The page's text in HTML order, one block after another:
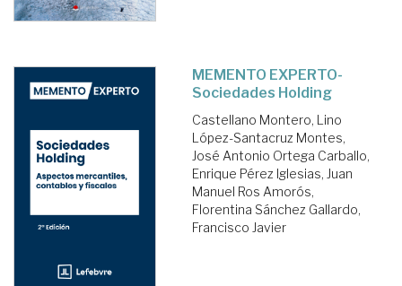
MEMENTO EXPERTO-
Sociedades Holding
Castellano Montero, Lino
López-Santacruz Montes,
José Antonio Ortega Carballo,
Enrique Pérez Iglesias, Juan
Manuel Ros Amorós,
Florentina Sánchez Gallardo,
Francisco Javier